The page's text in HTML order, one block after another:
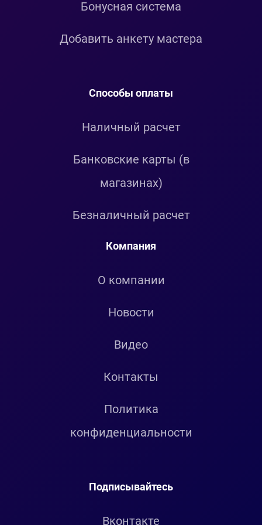
Бонусная система
Добавить анкету мастера
Способы оплаты
Наличный расчет
Банковские карты (в
магазинах)
Безналичный расчет
Компания
О компании
Новости
Видео
Контакты
Политика
конфиденциальности
Подписывайтесь
Вконтакте